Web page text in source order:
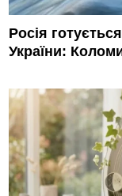
Росія
України: